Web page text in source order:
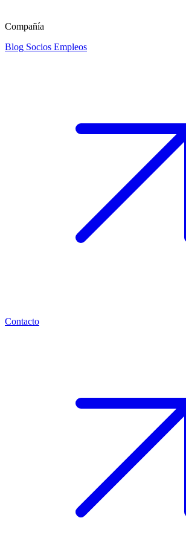
Compañía
Blog Socios Empleos
Contacto